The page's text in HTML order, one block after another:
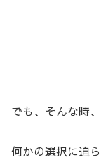
でも、そんな時
何かの選択に迫